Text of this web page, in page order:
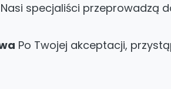
Nasi specjaliści przeprowadzą
Po Twojej akceptacji,